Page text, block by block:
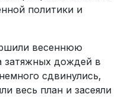
политики и
весеннюю
затяжных дождей в
сдвинулись,
весь план и засеяли